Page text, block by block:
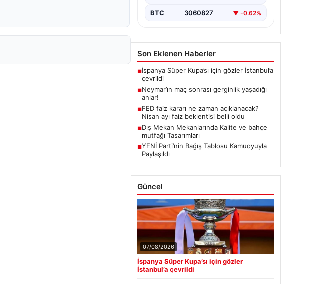
BTC 3060827 ▼ -0.62%
Son Eklenen Haberler
■İspanya Süper Kupa’sı için gözler İstanbul’a
çevrildi
■Neymar’ın maç sonrası gerginlik yaşadığı
anlar!
■FED faiz kararı ne zaman açıklanacak?
Nisan ayı faiz beklentisi belli oldu
■Dış Mekan Mekanlarında Kalite ve bahçe
mutfağı Tasarımları
■YENİ Parti’nin Bağış Tablosu Kamuoyuyla
Paylaşıldı
Güncel
07/08/2026
İspanya Süper Kupa’sı için gözler
İstanbul’a çevrildi